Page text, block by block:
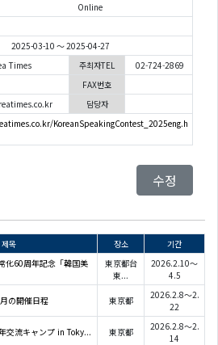
Online
2025-03-10 ～ 2025-04-27
Times 주최자TEL
02-724-2869
FAX번호
담당자
KoreanSpeakingContest_2025eng.h
수정
제목 장소
기간
化60周年記念「韓国美
東京都台
東...
2026.2.10～
4.5
の開催日程 東京都
2026.2.8～2.
22
交流キャンプ in Toky... 東京都
2026.2.8～2.
14